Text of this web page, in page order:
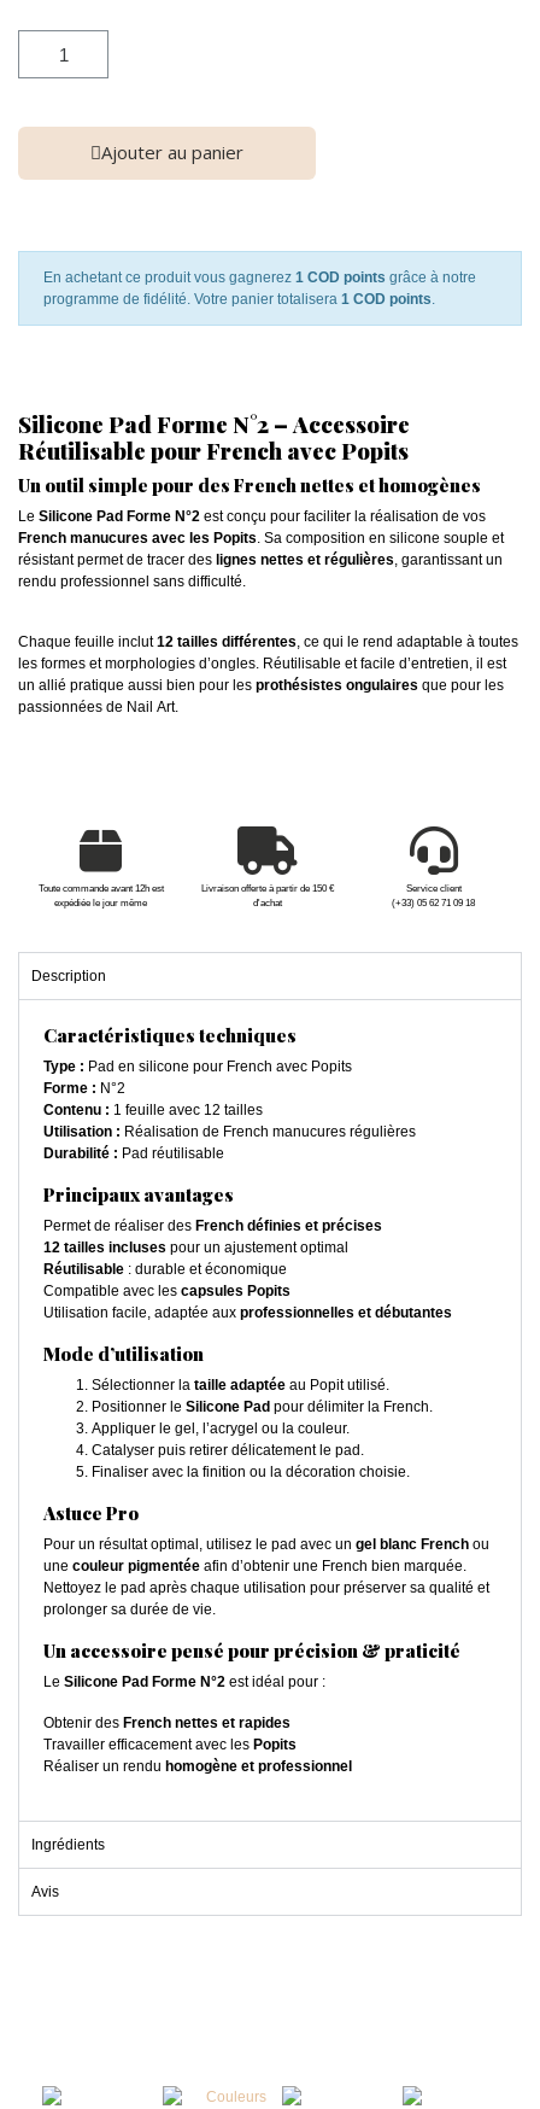
Ajouter au panier
En achetant ce produit vous gagnerez 1 COD points grâce à notre
programme de fidélité. Votre panier totalisera 1 COD points.
Silicone Pad Forme N°2 – Accessoire
Réutilisable pour French avec Popits
Un outil simple pour des French nettes et homogènes
Le Silicone Pad Forme N°2 est conçu pour faciliter la réalisation de vos
French manucures avec les Popits. Sa composition en silicone souple et
résistant permet de tracer des lignes nettes et régulières, garantissant un
rendu professionnel sans difficulté.
Chaque feuille inclut12 tailles différentes, ce qui le rend adaptable à toutes
les formes et morphologies d’ongles. Réutilisable et facile d’entretien, il est
un allié pratique aussi bien pour les prothésistes ongulaires que pour les
passionnées de Nail Art.
Toute commande avant 12h est
expédiée le jour même
Livraison offerte à partir de 150 €
d'achat
Service client
(+33) 05 62 71 09 18
Description
Caractéristiques techniques
Type : Pad en silicone pour French avec Popits
Forme : N°2
Contenu : 1 feuille avec 12 tailles
Utilisation : Réalisation de French manucures régulières
Durabilité : Pad réutilisable
Principaux avantages
Permet de réaliser des French définies et précises
12 tailles incluses pour un ajustement optimal
Réutilisable : durable et économique
Compatible avec les capsules Popits
Utilisation facile, adaptée aux professionnelles et débutantes
Mode d’utilisation
Sélectionner la taille adaptée au Popit utilisé.
Positionner le Silicone Pad pour délimiter la French.
Appliquer le gel, l’acrygel ou la couleur.
Catalyser puis retirer délicatement le pad.
Finaliser avec la finition ou la décoration choisie.
Astuce Pro
Pour un résultat optimal, utilisez le pad avec un gel blanc French ou
une couleur pigmentée afin d’obtenir une French bien marquée.
Nettoyez le pad après chaque utilisation pour préserver sa qualité et
prolonger sa durée de vie.
Un accessoire pensé pour précision & praticité
Le Silicone Pad Forme N°2 est idéal pour :
Obtenir des French nettes et rapides
Travailler efficacement avec les Popits
Réaliser un rendu homogène et professionnel
Ingrédients
Avis